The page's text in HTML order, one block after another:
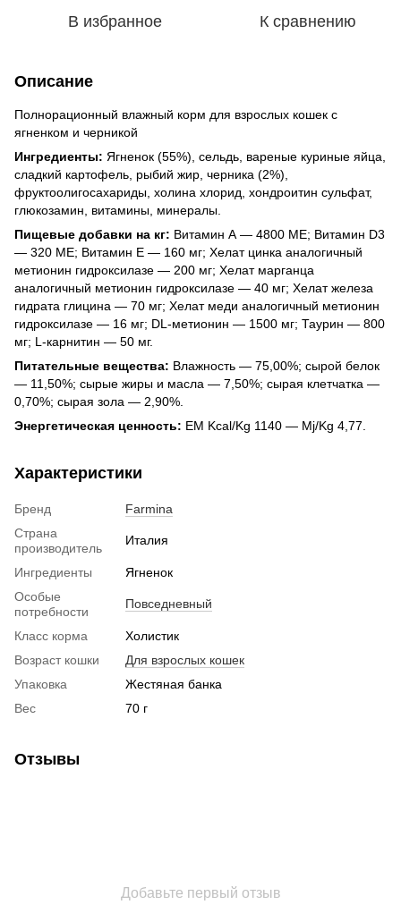
В избранное К сравнению
Описание
Полнорационный влажный корм для взрослых кошек с
ягненком и черникой
Ингредиенты: Ягненок (55%), сельдь, вареные куриные яйца,
сладкий картофель, рыбий жир, черника (2%),
фруктоолигосахариды, холина хлорид, хондроитин сульфат,
глюкозамин, витамины, минералы.
Пищевые добавки на кг: Витамин А — 4800 МЕ; Витамин D3
— 320 МЕ; Витамин Е — 160 мг; Хелат цинка аналогичный
метионин гидроксилазе — 200 мг; Хелат марганца
аналогичный метионин гидроксилазе — 40 мг; Хелат железа
гидрата глицина — 70 мг; Хелат меди аналогичный метионин
гидроксилазе — 16 мг; DL-метионин — 1500 мг; Таурин — 800
мг; L-карнитин — 50 мг.
Питательные вещества: Влажность — 75,00%; сырой белок
— 11,50%; сырые жиры и масла — 7,50%; сырая клетчатка —
0,70%; сырая зола — 2,90%.
Энергетическая ценность: EM Kcal/Kg 1140 — Mj/Kg 4,77.
Характеристики
Бренд
Farmina
Страна
производитель
Италия
Ингредиенты
Ягненок
Особые
потребности
Повседневный
Класс корма
Холистик
Возраст кошки
Для взрослых кошек
Упаковка
Жестяная банка
Вес
70 г
Отзывы
Добавьте первый отзыв